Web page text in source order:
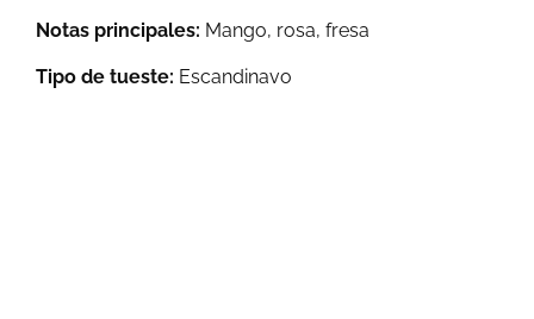
Notas principales: Mango, rosa, fresa
Tipo de tueste: Escandinavo